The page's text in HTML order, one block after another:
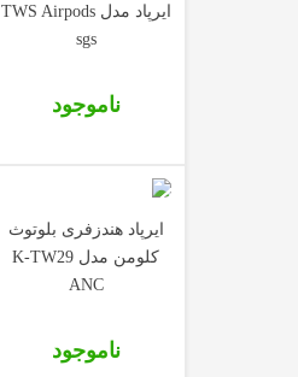
ایرپاد مدل TWS Airpods
sgs
ناموجود
ایرپاد هندزفری بلوتوث
کلومن مدل K-TW29
ANC
ناموجود